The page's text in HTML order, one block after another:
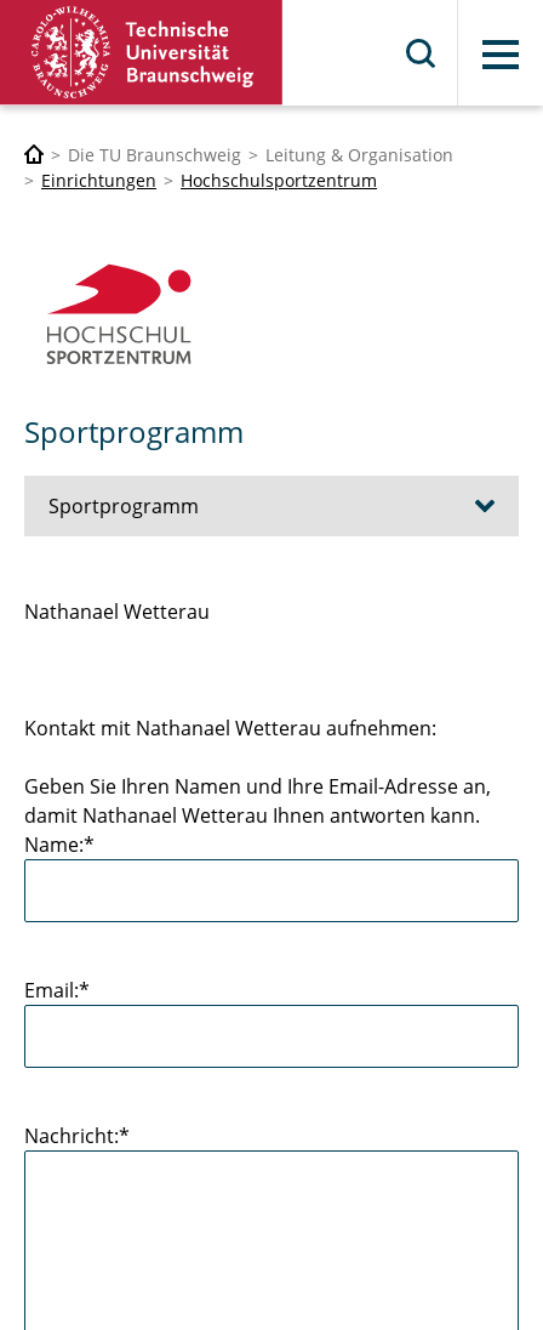
Menü
Die TU Braunschweig
Leitung & Organisation
Einrichtungen
Hochschulsportzentrum
Sportprogramm
Sportprogramm
Feedback Sportangebot
Verletzt im HSP - und nun?
Versicherungen im Sport & Studium
Nathanael Wetterau
Kontakt mit Nathanael Wetterau aufnehmen:
Geben Sie Ihren Namen und Ihre Email-Adresse an,
damit Nathanael Wetterau Ihnen antworten kann.
Name:*
Email:*
Nachricht:*